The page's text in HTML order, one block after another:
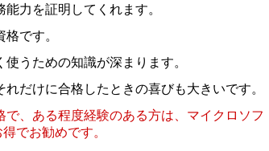
力を証明してくれます。
です。
うための知識が深まります。
だけに合格したときの喜びも大きいです。
、ある程度経験のある方は、マイクロソフ
でお勧めです。